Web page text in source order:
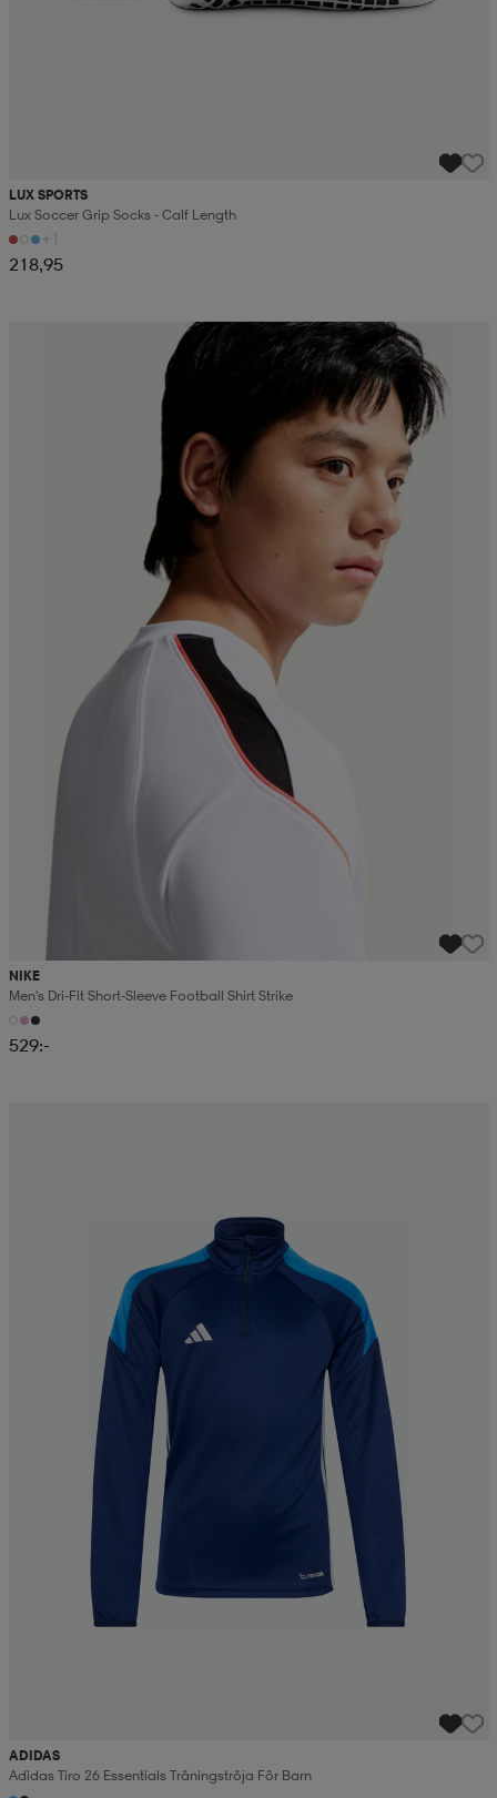
LUX SPORTS
Lux Soccer Grip Socks - Calf Length
+1
218,95
NIKE
Men's Dri-Fit Short-Sleeve Football Shirt Strike
529:-
ADIDAS
Adidas Tiro 26 Essentials Träningströja För Barn